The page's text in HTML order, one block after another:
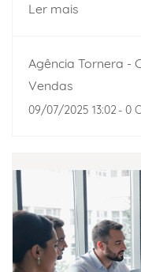
Ler mais
Agência Tornera -
Vendas
09/07/2025 13:02- 0